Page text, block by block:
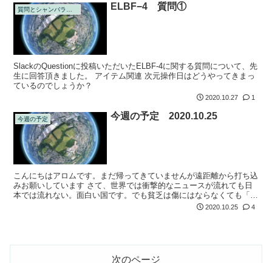
ELBF−4 質問①
SlackのQuestionに投稿いただいたELBF-4に関する質問について、先
生に回答頂きました。 アイテム関連 次元操作日はどうやってきまっ
ているのでしょうか？
2020.10.27 1
今週の予定 今週の予定 2020.10.25
こんにちはアロムです。まだ帰ってきていませんが遠距離から打ち込
みお願いしています さて、世界では衝撃的なニュースが流れても日
本では流れない。面白い国です。でも貧乏は傷にはならなくても「情
報貧乏は愚かさの象徴」という言葉がシャンバラにはあります。それ
2020.10.25 4
次のページ